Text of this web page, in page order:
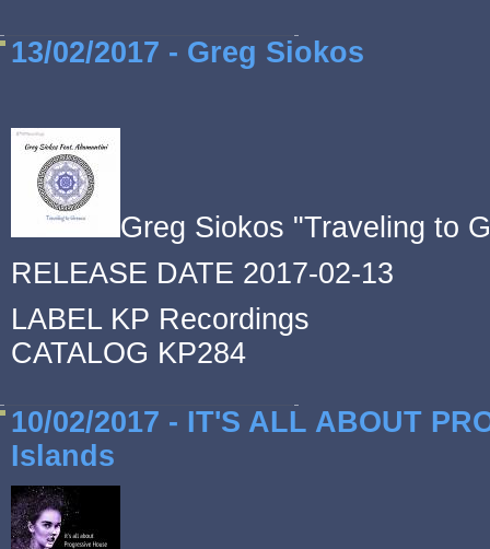
13/02/2017 - Greg Siokos
Greg Siokos "Traveling to
RELEASE DATE 2017-02-13
LABEL KP Recordings
CATALOG KP284
10/02/2017 - IT'S ALL ABOUT
Islands